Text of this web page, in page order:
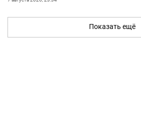
Показать ещё